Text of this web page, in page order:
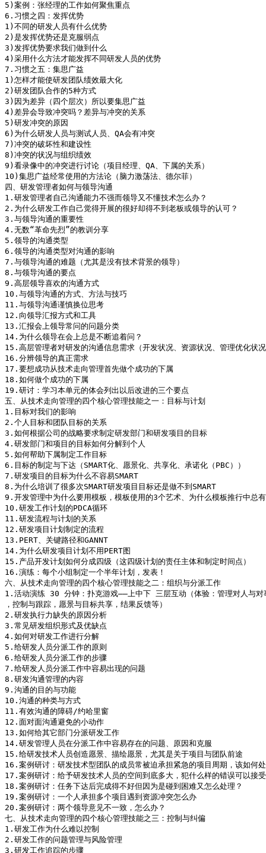
5)案例：张经理的工作如何聚焦重点
6.习惯之四：发挥优势
1)不同的研发人员有什么优势
2)是发挥优势还是克服弱点
3)发挥优势要求我们做到什么
4)采用什么方法才能发挥不同研发人员的优势
7.习惯之五：集思广益
1)怎样才能使研发团队绩效最大化
2)研发团队合作的5种方式
3)因为差异（四个层次）所以要集思广益
4)差异会导致冲突吗？差异与冲突的关系
5)研发冲突的原因
6)为什么研发人员与测试人员、QA会有冲突
7)冲突的破坏性和建设性
8)冲突的状况与组织绩效
9)看录像中的冲突进行讨论（项目经理、QA、下属的关系）
10)集思广益经常使用的方法论（脑力激荡法、德尔菲）
四、研发管理者如何与领导沟通
1.研发管理者自己沟通能力不强而领导又不懂技术怎么办？
2.为什么研发工作自己觉得开展的很好却得不到老板或领导的认可？
3.与领导沟通的重要性
4.无数“革命先烈”的教训分享
5.领导的沟通类型
6.领导的沟通类型对沟通的影响
7.与领导沟通的难题（尤其是没有技术背景的领导）
8.与领导沟通的要点
9.高层领导喜欢的沟通方式
10.与领导沟通的方式、方法与技巧
11.与领导沟通谨慎换位思考
12.向领导汇报方式和工具
13.汇报会上领导常问的问题分类
14.为什么领导在会上总是不断追着问？
15.高层管理者对研发的沟通信息需求（开发状况、资源状况、管理优化状
16.分辨领导的真正需求
17.要想成功从技术走向管理首先做个成功的下属
18.如何做个成功的下属
19.研讨：学习本单元的体会列出以后改进的三个要点
五、从技术走向管理的四个核心管理技能之一：目标与计划
1.目标对我们的影响
2.个人目标和团队目标的关系
3.如何根据公司的战略要求制定研发部门和研发项目的目标
4.研发部门和项目的目标如何分解到个人
5.如何帮助下属制定工作目标
6.目标的制定与下达（SMART化、愿景化、共享化、承诺化（PBC））
7.研发项目的目标为什么不容易SMART
8.为什么培训了很多次SMART研发项目目标还是做不到SMART
9.开发管理中为什么要用模板，模板使用的3个艺术、为什么模板推行中总
10.研发工作计划的PDCA循环
11.研发流程与计划的关系
12.研发项目计划制定的流程
13.PERT、关键路径和GANNT
14.为什么研发项目计划不用PERT图
15.产品开发计划如何分成四级（这四级计划的责任主体和制定时间点）
16.演练：每个小组制定一个半年计划，发表！
六、从技术走向管理的四个核心管理技能之二：组织与分派工作
1.活动演练 30 分钟：扑克游戏——上中下 三层互动（体验：管理对人与对
，控制与跟踪，愿景与目标共享，结果反馈等）
2.研发执行力缺失的原因分析
3.常见研发组织形式及优缺点
4.如何对研发工作进行分解
5.给研发人员分派工作的原则
6.给研发人员分派工作的步骤
7.给研发人员分派工作中容易出现的问题
8.研发沟通管理的内容
9.沟通的目的与功能
10.沟通的种类与方式
11.有效沟通的障碍/约哈里窗
12.面对面沟通避免的小动作
13.如何给其它部门分派研发工作
14.研发管理人员在分派工作中容易存在的问题、原因和克服
15.给研发技术人员创造愿景、描绘愿景，尤其是关于项目与团队前途
16.案例研讨：研发技术型团队的成员常被迫承担紧急的项目周期，该如何
17.案例研讨：给予研发技术人员的空间到底多大，犯什么样的错误可以接
18.案例研讨：任务下达后完成得不好但因为是碰到困难又怎么处理？
19.案例研讨：一个人承担多个项目遇到资源冲突怎么办
20.案例研讨：两个领导意见不一致，怎么办？
七、从技术走向管理的四个核心管理技能之三：控制与纠偏
1.研发工作为什么难以控制
2.研发工作的问题管理与风险管理
3.研发工作追踪的步骤